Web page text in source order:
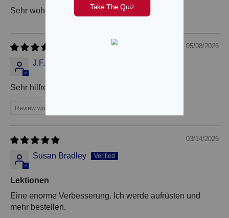
Sehr wohltuend und wirksam!
05/08/2026
J.F.
Sehr hilfreich.
Review written in Shop App
03/14/2026
Susan Bradley
Lektionen
Eine enorme Verbesserung. Ich werde aufrüsten und
mehr bestellen.